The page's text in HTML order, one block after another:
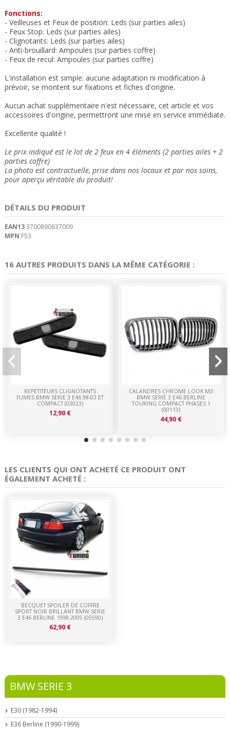
Fonctions:
- Veilleuses et Feux de position: Leds (sur parties ailes)
- Feux Stop: Leds (sur parties ailes)
- Clignotants: Leds (sur parties ailes)
- Anti-brouillard: Ampoules (sur parties coffre)
- Feux de recul: Ampoules (sur parties coffre)
L'installation est simple: aucune adaptation ni modification à
prévoir, se montent sur fixations et fiches d'origine.
Aucun achat supplémentaire n'est nécessaire, cet article et vos
accessoires d'origine, permettront une mise en service immédiate.
Excellente qualité !
Le prix indiqué est le lot de 2 feux en 4 éléments (2 parties ailes + 2
parties coffre)
La photo est contractuelle, prise dans nos locaux et par nos soins,
pour aperçu véritable du produit!
DÉTAILS DU PRODUIT
EAN133700890637009
MPN F53
16 AUTRES PRODUITS DANS LA MÊME CATÉGORIE :
REPETITEURS CLIGNOTANTS
FUMES BMW SERIE 3 E46 98-03 ET
COMPACT (03023)
12,90 €
CALANDRES CHROME LOOK M3
BMW SERIE 3 E46 BERLINE
TOURING COMPACT PHASES 1
(00113)
44,90 €
LES CLIENTS QUI ONT ACHETÉ CE PRODUIT ONT
ÉGALEMENT ACHETÉ :
BECQUET SPOILER DE COFFRE
SPORT NOIR BRILLANT BMW SERIE
3 E46 BERLINE 1998-2005 (05590)
62,90 €
BMW SERIE 3
E30 (1982-1994)
E36 Berline (1990-1999)